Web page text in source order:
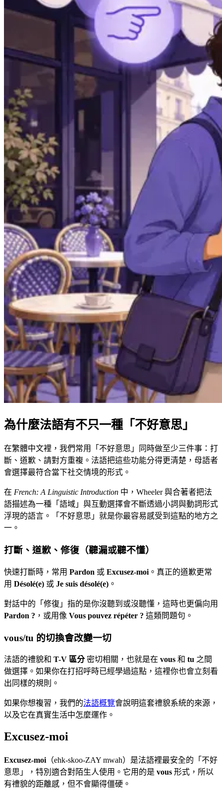
為什麼法語有不只一種「不好意思」
在繁體中文裡，我們常用「不好意思」同時做至少三件事：打
斷、道歉、請對方重複。法語把這些功能分得更清楚，母語者
會選擇最符合當下社交情境的形式。
在 French: A Linguistic Introduction 中，Wheeler 與合著者把法
語描述為一種「語域」與互動選擇會不斷透過小詞與動詞形式
浮現的語言。「不好意思」就是你最容易感受到這點的地方之
一。
打斷、道歉、修復（聽漏或聽不懂）
快速打斷時，常用 Pardon 或 Excusez-moi 。真正的道歉更常
用 Désolé(e) 或 Je suis désolé(e) 。
對話中的「修復」指的是你沒聽到或沒聽懂，這時也更偏向用
Pardon ? ，或用像 Vous pouvez répéter ? 這類問題句。
vous/tu 的切換會改變一切
法語的禮貌和 T-V 區分密切相關，也就是在 vous 和 tu 之間
做選擇。如果你在打招呼時已經學過這點，這裡你也會立刻看
出同樣的規則。
如果你想複習，我們的法語概覽會說明這套禮貌系統的來源，
以及它在真實生活中怎麼運作。
Excusez-moi
Excusez-moi （ehk-skoo-ZAY mwah）是法語裡最安全的「不好
意思」，特別適合對陌生人使用。它用的是 vous 形式，所以
有禮貌的距離感，但不會顯得僵硬。